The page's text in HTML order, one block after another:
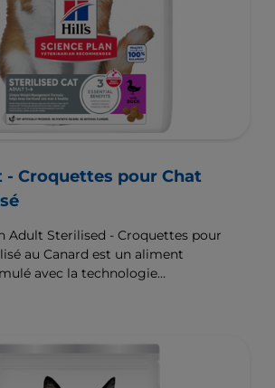
- Croquettes pour Chat
Adult Sterilised - Croquettes pour
au Canard est un aliment
avec la technologie